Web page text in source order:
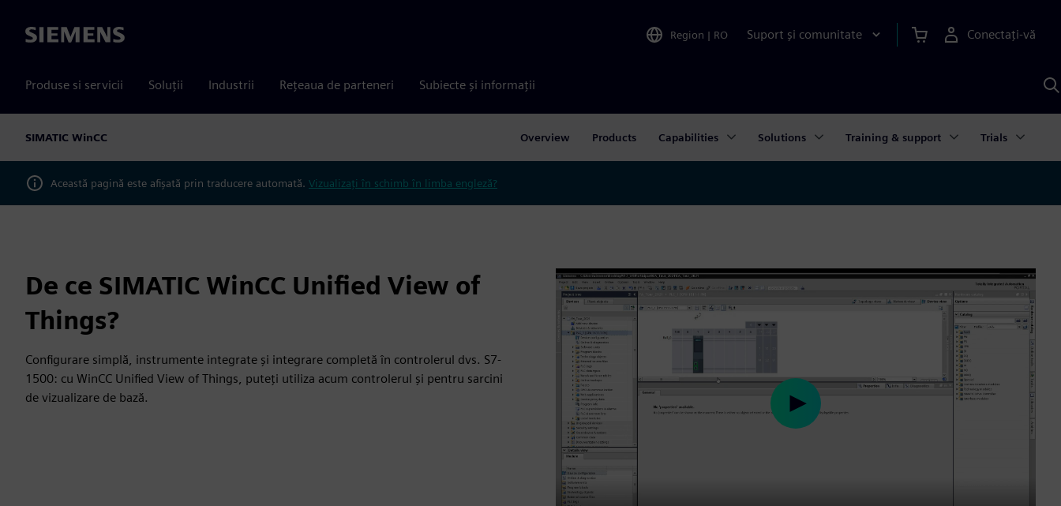
Siemens Region | RO Suport și comunitate Conectați-vă
Produse si servicii Soluții Industrii Rețeaua de parteneri Subiecte și informații
SIMATIC WinCC Overview Products Capabilities Solutions Training & support Trials
Această pagină este afișată prin traducere automată. Vizualizați în schimb în limba engleză?
De ce SIMATIC WinCC Unified View of
Things?
Configurare simplă, instrumente integrate și integrare completă în controlerul dvs. S7-
1500: cu WinCC Unified View of Things, puteți utiliza acum controlerul și pentru sarcini
de vizualizare de bază.
Play